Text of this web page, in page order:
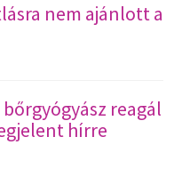
nem ajánlott a
bőrgyógyász reagál
hírre